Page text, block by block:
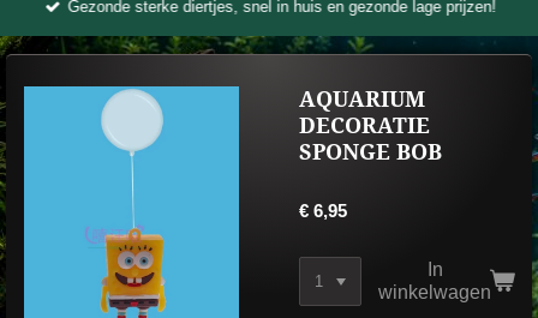
Gezonde sterke diertjes, snel in huis en gezonde lage prijzen!
AQUARIUM
DECORATIE
SPONGE BOB
€ 6,95
In
winkelwagen